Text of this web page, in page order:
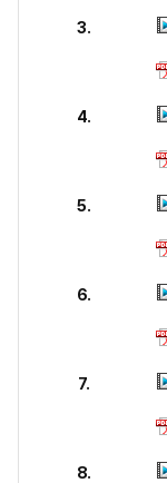
3.
4.
5.
6.
7.
8.